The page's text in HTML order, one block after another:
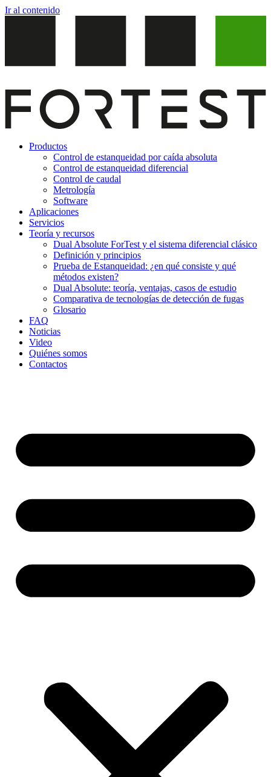
Ir al contenido
Productos
Control de estanqueidad por caída absoluta
Control de estanqueidad diferencial
Control de caudal
Metrología
Software
Aplicaciones
Servicios
Teoría y recursos
Dual Absolute ForTest y el sistema diferencial clásico
Definición y principios
Prueba de Estanqueidad: ¿en qué consiste y qué
métodos existen?
Dual Absolute: teoría, ventajas, casos de estudio
Comparativa de tecnologías de detección de fugas
Glosario
FAQ
Noticias
Video
Quiénes somos
Contactos